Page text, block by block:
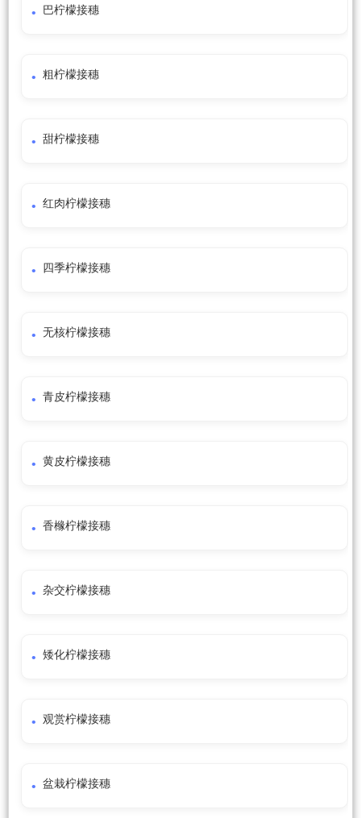
巴柠檬接穗
粗柠檬接穗
甜柠檬接穗
红肉柠檬接穗
四季柠檬接穗
无核柠檬接穗
青皮柠檬接穗
黄皮柠檬接穗
香橼柠檬接穗
杂交柠檬接穗
矮化柠檬接穗
观赏柠檬接穗
盆栽柠檬接穗